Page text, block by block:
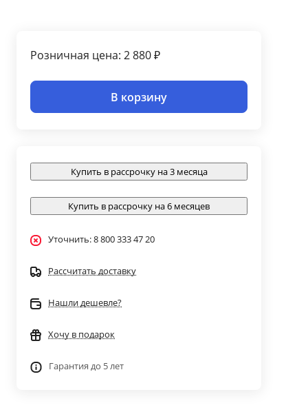
Розничная цена: 2 880 ₽
В корзину
Купить в рассрочку на 3 месяца
Купить в рассрочку на 6 месяцев
Уточнить: 8 800 333 47 20
Рассчитать доставку
Нашли дешевле?
Хочу в подарок
Гарантия до 5 лет